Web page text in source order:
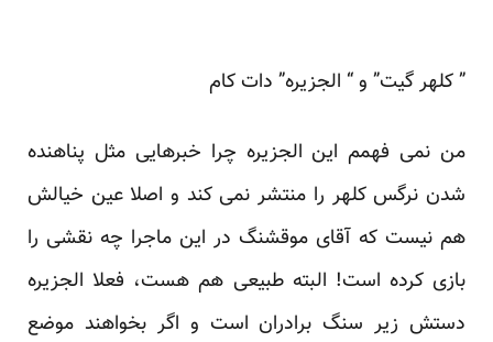
” کلهر گیت” و “ الجزیره” دات کام
من نمی فهمم این الجزیره چرا خبرهایی مثل پناهنده
شدن نرگس کلهر را منتشر نمی کند و اصلا عین خیالش
هم نیست که آقای موقشنگ در این ماجرا چه نقشی را
بازی کرده است! البته طبیعی هم هست، فعلا الجزیره
دستش زیر سنگ برادران است و اگر بخواهند موضع